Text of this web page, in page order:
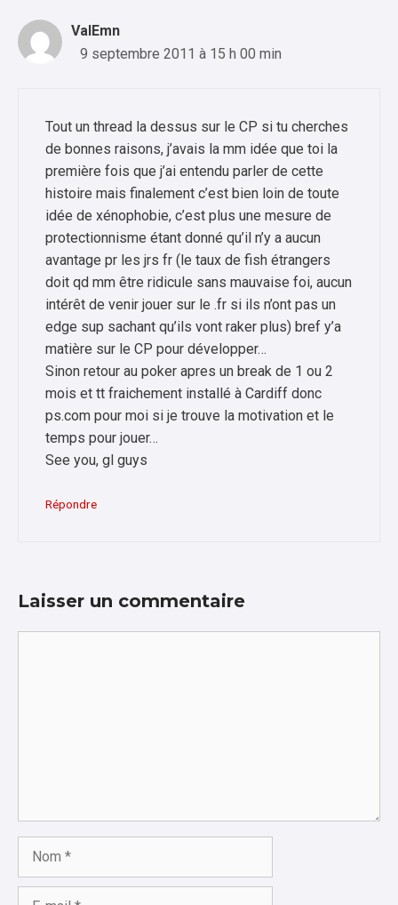
ValEmn
9 septembre 2011 à 15 h 00 min
Tout un thread la dessus sur le CP si tu cherches
de bonnes raisons, j’avais la mm idée que toi la
première fois que j’ai entendu parler de cette
histoire mais finalement c’est bien loin de toute
idée de xénophobie, c’est plus une mesure de
protectionnisme étant donné qu’il n’y a aucun
avantage pr les jrs fr (le taux de fish étrangers
doit qd mm être ridicule sans mauvaise foi, aucun
intérêt de venir jouer sur le .fr si ils n’ont pas un
edge sup sachant qu’ils vont raker plus) bref y’a
matière sur le CP pour développer…
Sinon retour au poker apres un break de 1 ou 2
mois et tt fraichement installé à Cardiff donc
ps.com pour moi si je trouve la motivation et le
temps pour jouer…
See you, gl guys
Répondre
Laisser un commentaire
Nom